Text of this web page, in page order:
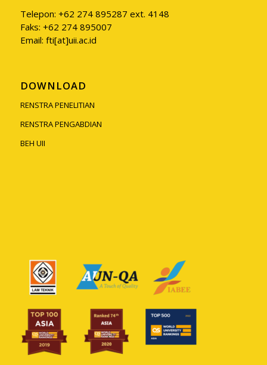
Telepon: +62 274 895287 ext. 4148
Faks: +62 274 895007
Email: fti[at]uii.ac.id
DOWNLOAD
RENSTRA PENELITIAN
RENSTRA PENGABDIAN
BEH UII